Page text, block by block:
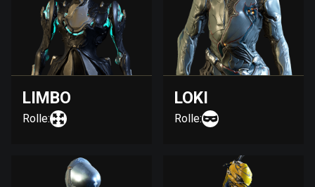
LIMBO
Rolle:
LOKI
Rolle: